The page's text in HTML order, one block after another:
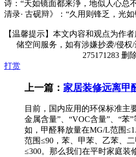
诗：“天如镜面都来浄，地似人心总
清录· 古砚辩》：“久用则锋乏，光
【温馨提示】本文内容和观点为作
储空间服务，如有涉嫌抄袭/侵权/
275171283 删
打赏
上一篇： 家居装修远离甲
目前，国内应用的环保标准主
金属含量”、“VOC含量”、“苯
如，甲醛释放量在MG/L范围
范围≤90，苯、甲苯、乙苯、
≤300。那么我们在平时家庭装